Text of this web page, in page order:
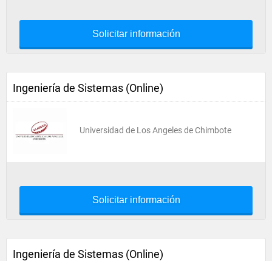
Solicitar información
Ingeniería de Sistemas (Online)
Universidad de Los Angeles de Chimbote
Solicitar información
Ingeniería de Sistemas (Online)